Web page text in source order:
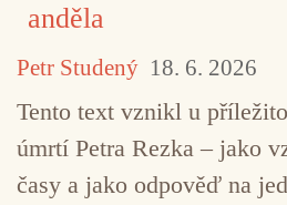
anděla
Petr Studený 18. 6. 2026
Tento text vznikl u
úmrtí Petra Rezka – jako
časy a jako odpověď na